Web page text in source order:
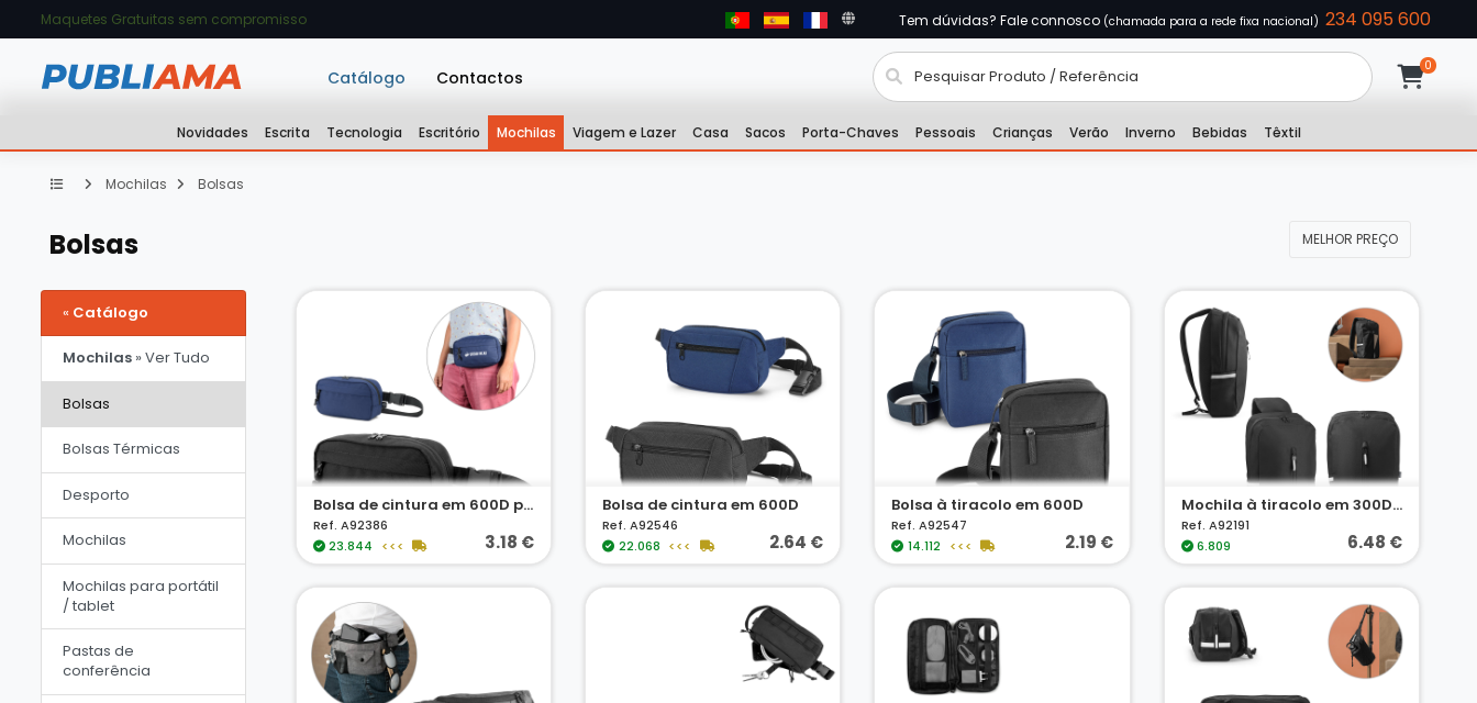
Maquetes Gratuitas sem compromisso Tem dúvidas? Fale connosco (chamada para a rede fixa nacional) 234 095 600
Catálogo Contactos
Novidades Escrita Tecnologia Escritório Mochilas Viagem e Lazer Casa Sacos Porta-Chaves Pessoais Crianças Verão Inverno Bebidas Têxtil
Mochilas Bolsas
Bolsas MELHOR PREÇO
« Catálogo
Mochilas» Ver Tudo
Bolsas
Bolsas Térmicas
Desporto
Mochilas
Mochilas para portátil
/ tablet
Pastas de
conferência
Bolsa de cintura em 600D poliéster reciclado e forra em 210D poliéster reciclado
Ref. A92386
23.844
<<< 3.18 €
Bolsa de cintura em 600D
Ref. A92546
22.068 <<< 2.64 €
Bolsa à tiracolo em 600D
Ref. A92547
14.112
<<< 2.19 €
Mochila à tiracolo em 300D rPET e 600D rPET
Ref. A92191
6.809
6.48 €